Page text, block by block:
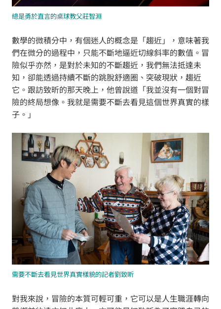
總是勇於直言的桌球教父莊智淵
數學的微積分中，有個迷人的概念是「趨近」，意味著我
們在微分的過程中，只能不斷地逼近切線斜率的數值。冒
險似乎亦然，是對於未知的不斷趨近，我們無法抵達未
知，卻能透過持續不斷的跳脫舒適圈、突破現狀，趨近
它。跟訪致昕的那天晚上，他曾說道「我並沒有一個對冒
險的終局想像。我就是需要不斷去看見這個世界真實的樣
子。」
需要不斷去看見世界真實樣貌的記者劉致昕
對我來說，冒險的本質可輕可重，它可以是人生職涯轉向